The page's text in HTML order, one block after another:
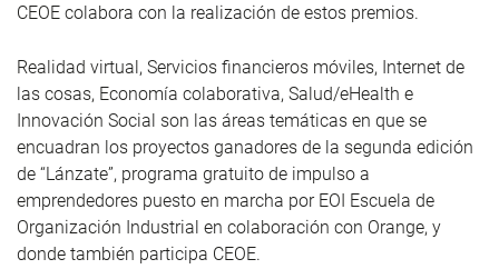
CEOE colabora con la realización de estos premios.
Realidad virtual, Servicios financieros móviles, Internet de
las cosas, Economía colaborativa, Salud/eHealth e
Innovación Social son las áreas temáticas en que se
encuadran los proyectos ganadores de la segunda edición
de “Lánzate”, programa gratuito de impulso a
emprendedores puesto en marcha por EOI Escuela de
Organización Industrial en colaboración con Orange, y
donde también participa CEOE.